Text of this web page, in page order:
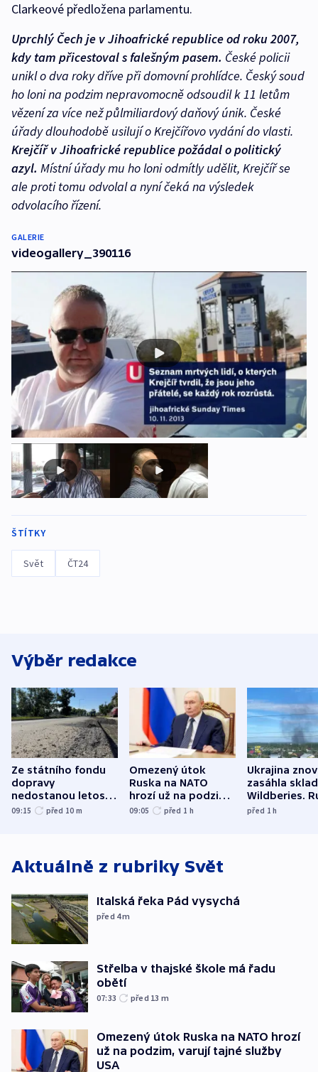
Clarkeové předložena parlamentu.
Uprchlý Čech je v Jihoafrické republice od roku 2007,
kdy tam přicestoval s falešným pasem. České policii
unikl o dva roky dříve při domovní prohlídce. Český soud
ho loni na podzim nepravomocně odsoudil k 11 letům
vězení za více než půlmiliardový daňový únik. České
úřady dlouhodobě usilují o Krejčířovo vydání do vlasti.
Krejčíř v Jihoafrické republice požádal o politický
azyl. Místní úřady mu ho loni odmítly udělit, Krejčíř se
ale proti tomu odvolal a nyní čeká na výsledek
odvolacího řízení.
GALERIE
videogallery_390116
ŠTÍTKY
Svět ČT24
Výběr redakce
Ze státního fondu
dopravy
nedostanou letos
kraje na silnice ani
09:15 před 10 m
Omezený útok
Ruska na NATO
hrozí už na podzim,
varují tajné služby
09:05 před 1 h
Ukrajina
zasáhla
Wildberies.
útočili v
před 1h
Aktuálně z rubriky Svět
Italská řeka Pád vysychá
před 4m
Střelba v thajské škole má řadu
obětí
07:33 před 13 m
Omezený útok Ruska na NATO hrozí
už na podzim, varují tajné služby
USA